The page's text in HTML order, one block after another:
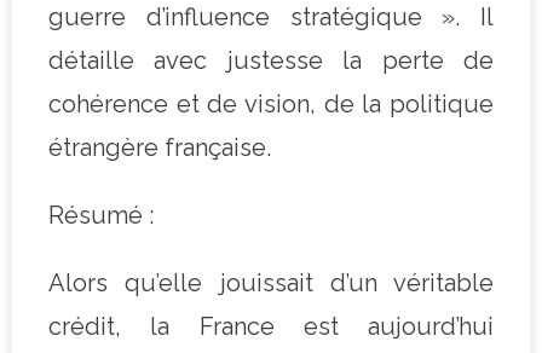
guerre d’influence stratégique ». Il
détaille avec justesse la perte de
cohérence et de vision, de la politique
étrangère française.
Résumé :
Alors qu’elle jouissait d’un véritable
crédit, la France est aujourd’hui